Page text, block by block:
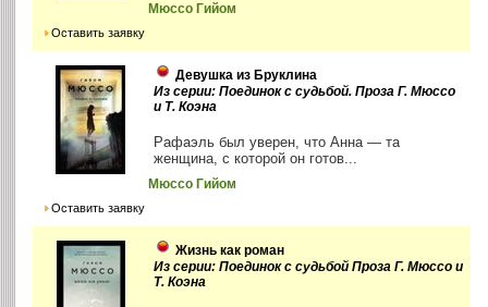
Мюссо Гийом
Оставить заявку
Девушка из Бруклина
Из серии: Поединок с судьбой. Проза Г. Мюссо
и Т. Коэна
Рафаэль был уверен, что Анна — та
женщина, с которой он готов...
Мюссо Гийом
Оставить заявку
Жизнь как роман
Из серии: Поединок с судьбой Проза Г. Мюссо и
Т. Коэна